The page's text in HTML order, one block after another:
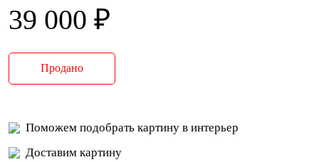
39 000 ₽
Продано
Поможем подобрать картину в интерьер
Доставим картину